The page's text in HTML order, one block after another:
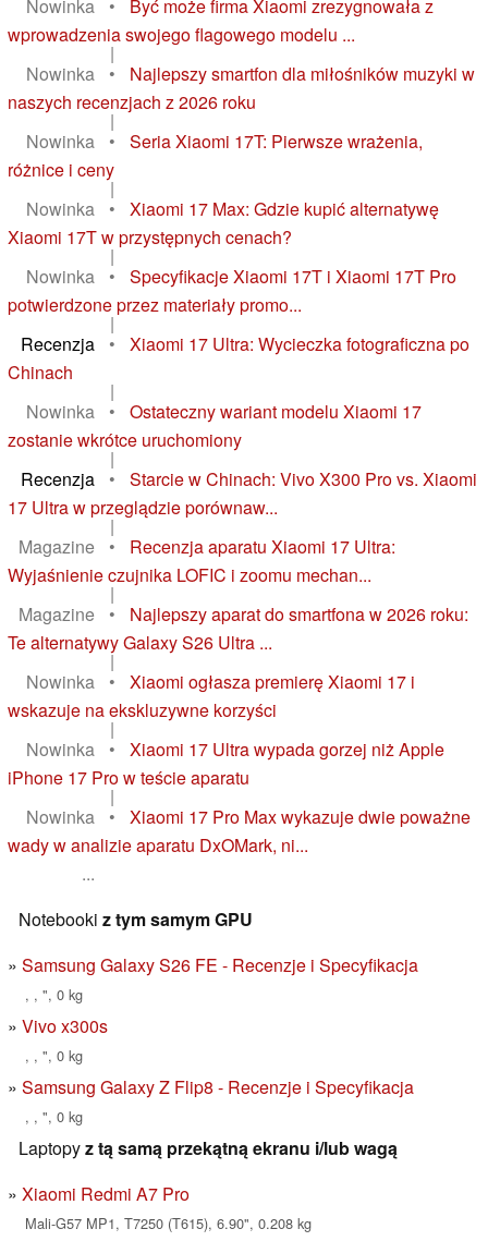
Nowinka •
Być może firma Xiaomi zrezygnowała z
wprowadzenia swojego flagowego modelu ...
|
Nowinka
•
Najlepszy smartfon dla miłośników muzyki w
naszych recenzjach z 2026 roku
|
Nowinka
•
Seria Xiaomi 17T: Pierwsze wrażenia,
różnice i ceny
|
Nowinka
•
Xiaomi 17 Max: Gdzie kupić alternatywę
Xiaomi 17T w przystępnych cenach?
|
Nowinka
•
Specyfikacje Xiaomi 17T i Xiaomi 17T Pro
potwierdzone przez materiały promo...
|
Recenzja
•
Xiaomi 17 Ultra: Wycieczka fotograficzna po
Chinach
|
Nowinka
•
Ostateczny wariant modelu Xiaomi 17
zostanie wkrótce uruchomiony
|
Recenzja
•
Starcie w Chinach: Vivo X300 Pro vs. Xiaomi
17 Ultra w przeglądzie porównaw...
|
Magazine
•
Recenzja aparatu Xiaomi 17 Ultra:
Wyjaśnienie czujnika LOFIC i zoomu mechan...
|
Magazine
•
Najlepszy aparat do smartfona w 2026 roku:
Te alternatywy Galaxy S26 Ultra ...
|
Nowinka
•
Xiaomi ogłasza premierę Xiaomi 17 i
wskazuje na ekskluzywne korzyści
|
Nowinka
•
Xiaomi 17 Ultra wypada gorzej niż Apple
iPhone 17 Pro w teście aparatu
|
Nowinka
•
Xiaomi 17 Pro Max wykazuje dwie poważne
wady w analizie aparatu DxOMark, ni...
...
Notebooki z tym samym GPU
Samsung Galaxy S26 FE - Recenzje i Specyfikacja
, , ", 0 kg
Vivo x300s
, , ", 0 kg
Samsung Galaxy Z Flip8 - Recenzje i Specyfikacja
, , ", 0 kg
Laptopyz tą samą przekątną ekranu i/lub wagą
Xiaomi Redmi A7 Pro
Mali-G57 MP1, T7250 (T615), 6.90", 0.208 kg